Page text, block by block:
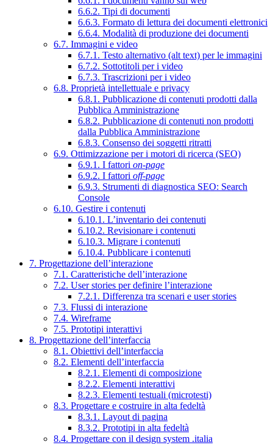
6.6.2. Tipi di documenti
6.6.3. Formato di lettura dei documenti elettronici
6.6.4. Modalità di produzione dei documenti
6.7. Immagini e video
6.7.1. Testo alternativo (alt text) per le immagini
6.7.2. Sottotitoli per i video
6.7.3. Trascrizioni per i video
6.8. Proprietà intellettuale e privacy
6.8.1. Pubblicazione di contenuti prodotti dalla
Pubblica Amministrazione
6.8.2. Pubblicazione di contenuti non prodotti
dalla Pubblica Amministrazione
6.8.3. Consenso dei soggetti ritratti
6.9. Ottimizzazione per i motori di ricerca (SEO)
6.9.1. I fattori on-page
6.9.2. I fattori off-page
6.9.3. Strumenti di diagnostica SEO: Search
Console
6.10. Gestire i contenuti
6.10.1. L’inventario dei contenuti
6.10.2. Revisionare i contenuti
6.10.3. Migrare i contenuti
6.10.4. Pubblicare i contenuti
7. Progettazione dell’interazione
7.1. Caratteristiche dell’interazione
7.2. User stories per definire l’interazione
7.2.1. Differenza tra scenari e user stories
7.3. Flussi di interazione
7.4. Wireframe
7.5. Prototipi interattivi
8. Progettazione dell’interfaccia
8.1. Obiettivi dell’interfaccia
8.2. Elementi dell’interfaccia
8.2.1. Elementi di composizione
8.2.2. Elementi interattivi
8.2.3. Elementi testuali (microtesti)
8.3. Progettare e costruire in alta fedeltà
8.3.1. Layout di pagina
8.3.2. Prototipi in alta fedeltà
8.4. Progettare con il design system .italia